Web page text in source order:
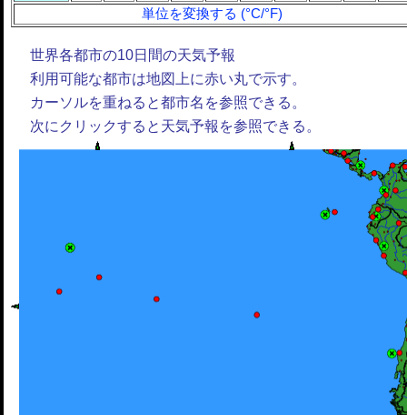
単位を変換する (°C/°F)
世界各都市の10日間の天気予報
利用可能な都市は地図上に赤い丸で示す。
カーソルを重ねると都市名を参照できる。
次にクリックすると天気予報を参照できる。